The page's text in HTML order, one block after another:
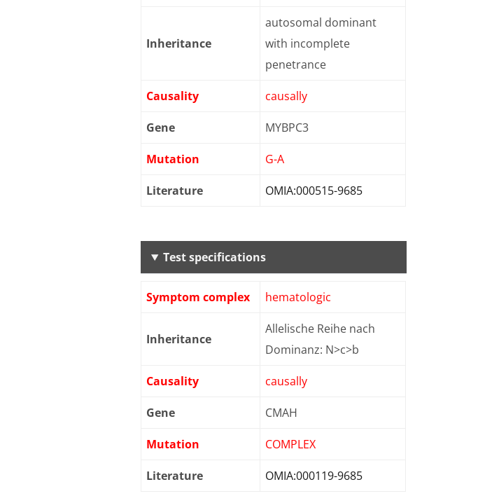
Inheritance
autosomal dominant
with incomplete
penetrance
Causality causally
Gene MYBPC3
Mutation G-A
Literature OMIA:000515-9685
Test specifications
Symptom complex hematologic
Inheritance
Allelische Reihe nach
Dominanz: N>c>b
Causality causally
Gene CMAH
Mutation COMPLEX
Literature OMIA:000119-9685